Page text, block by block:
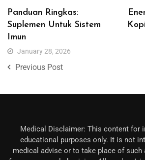
Panduan Ringkas:
Suplemen Untuk Sistem
Imun
January 28, 2026
Previous Post
Medical Disclaimer: This content for
educational purposes only. It is not
medical advise or to take place of such